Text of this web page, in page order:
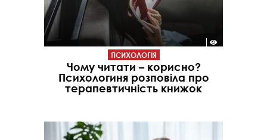
ПСИХОЛОГІЯ
Чому читати – корисно?
Психологиня розповіла про
терапевтичність книжок